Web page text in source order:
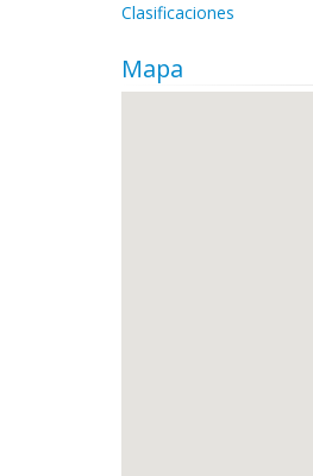
Clasificaciones
Mapa